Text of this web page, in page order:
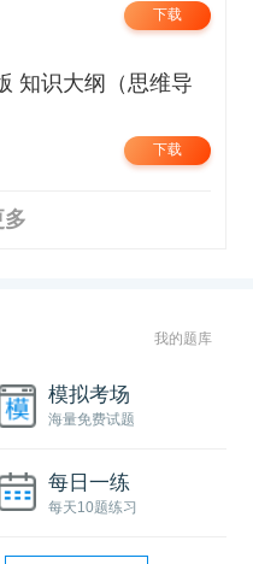
下载
知识大纲（思维导
下载
我的题库
模拟考场
海量免费试题
每日一练
每天10题练习